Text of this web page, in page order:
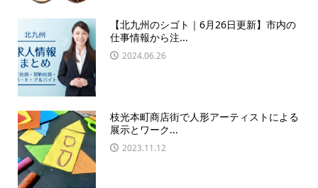
【北九州のシゴト｜6月26日更新】市内の
仕事情報から注...
2024.06.26
枝光本町商店街で人形アーティストによる
展示とワーク...
2023.11.12